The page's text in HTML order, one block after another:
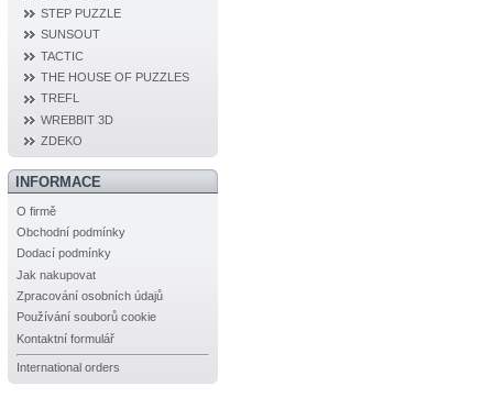
STEP PUZZLE
SUNSOUT
TACTIC
THE HOUSE OF PUZZLES
TREFL
WREBBIT 3D
ZDEKO
INFORMACE
O firmě
Obchodní podmínky
Dodací podmínky
Jak nakupovat
Zpracování osobních údajů
Používání souborů cookie
Kontaktní formulář
International orders